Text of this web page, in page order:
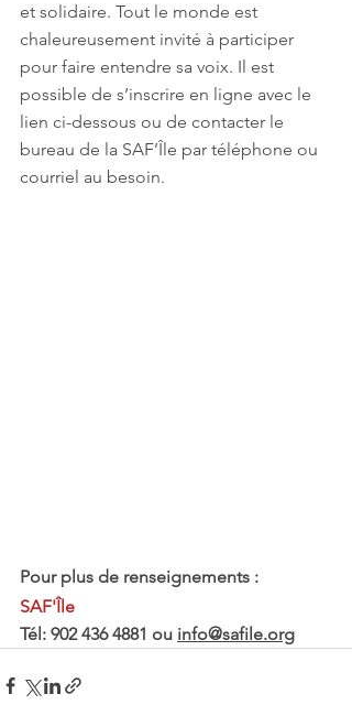
et solidaire. Tout le monde est
chaleureusement invité à participer
pour faire entendre sa voix. Il est
possible de s’inscrire en ligne avec le
lien ci-dessous ou de contacter le
bureau de la SAF’Île par téléphone ou
courriel au besoin.
Pour plus de renseignements :
SAF'Île
Tél: 902 436 4881 ou info@safile.org